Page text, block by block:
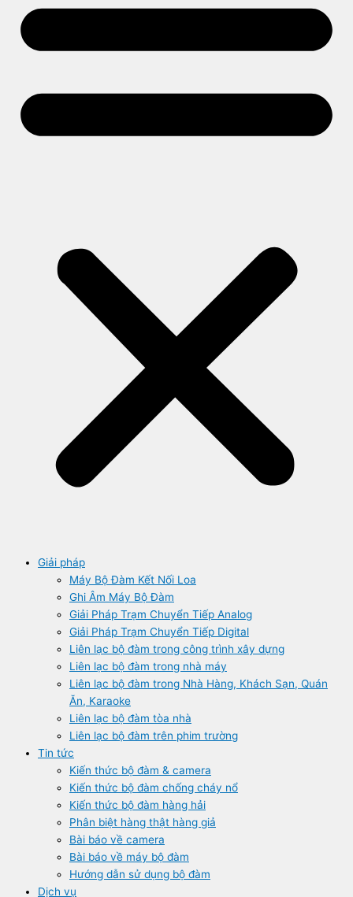
Giải pháp
Máy Bộ Đàm Kết Nối Loa
Ghi Âm Máy Bộ Đàm
Giải Pháp Trạm Chuyển Tiếp Analog
Giải Pháp Trạm Chuyển Tiếp Digital
Liên lạc bộ đàm trong công trình xây dựng
Liên lạc bộ đàm trong nhà máy
Liên lạc bộ đàm trong Nhà Hàng, Khách Sạn, Quán
Ăn, Karaoke
Liên lạc bộ đàm tòa nhà
Liên lạc bộ đàm trên phim trường
Tin tức
Kiến thức bộ đàm & camera
Kiến thức bộ đàm chống cháy nổ
Kiến thức bộ đàm hàng hải
Phân biệt hàng thật hàng giả
Bài báo về camera
Bài báo về máy bộ đàm
Hướng dẫn sử dụng bộ đàm
Dịch vụ